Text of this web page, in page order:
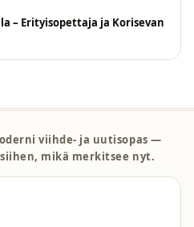
– Erityisopettaja ja Korisevan
viihde- ja uutisopas —
mikä merkitsee nyt.